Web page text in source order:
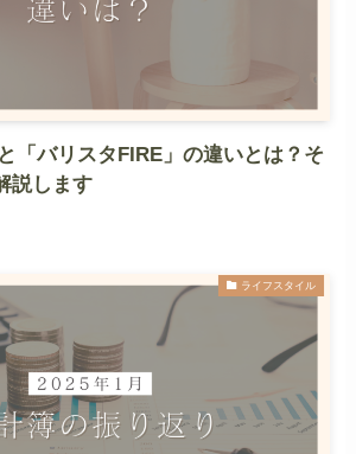
「バリスタFIRE」の違いとは？そ
説します
ライフスタイル